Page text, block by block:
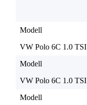
Modell
VW Polo 6C 1.0 TSI
Modell
VW Polo 6C 1.0 TSI
Modell